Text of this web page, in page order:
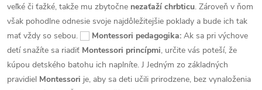
veľké či ťažké, takže mu zbytočne nezaťaží chrbticu. Zároveň v ňom
však pohodlne odnesie svoje najdôležitejšie poklady a bude ich tak
mať vždy so sebou.
Montessori pedagogika: Ak sa pri výchove
detí snažíte sa riadiť Montessori princípmi, určite vás poteší, že
kúpou detského batohu ich naplníte. J Jedným zo základných
pravidiel Montessori je, aby sa deti učili prirodzene, bez vynaloženia